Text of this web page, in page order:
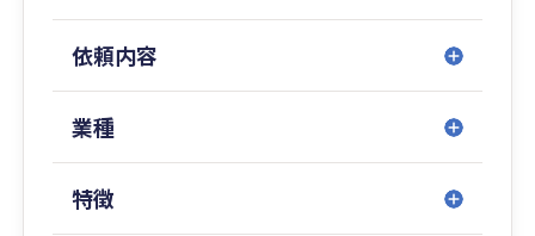
お客様に寄り添い、企業として、個人としてより
良い信頼関係を築けるよう努力してまいります。
従業員の心身の健康を大切にし、個人・チームワ
るい未来を創るために貢献してまいります。
依頼内容
業種
特徴